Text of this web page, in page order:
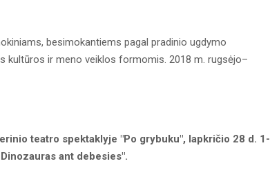
besimokantiems pagal pradinio ugdymo
kultūros ir meno veiklos formomis. 2018 m. rugsėjo–
teatro spektaklyje "Po grybuku", lapkričio 28 d. 1-
ant debesies".